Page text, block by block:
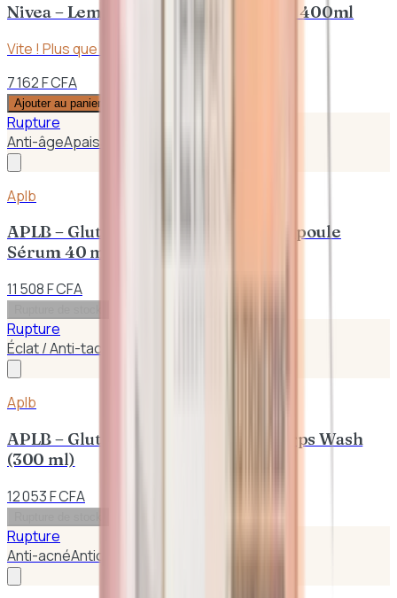
Nivea – Lemongrass Lait Corps 5 en 1 400ml
Vite ! Plus que
7 162 F CFA
Ajouter au panier
Rupture
Anti-âgeApaisant
Aplb
APLB – Glutathione Niacinamide Ampoule
Sérum 40 ml
11 508 F CFA
Rupture
Éclat / Anti-taches
Aplb
APLB – Glutathione Niacinamide Corps Wash
(300 ml)
12 053 F CFA
Rupture
Anti-acnéAntioxidant